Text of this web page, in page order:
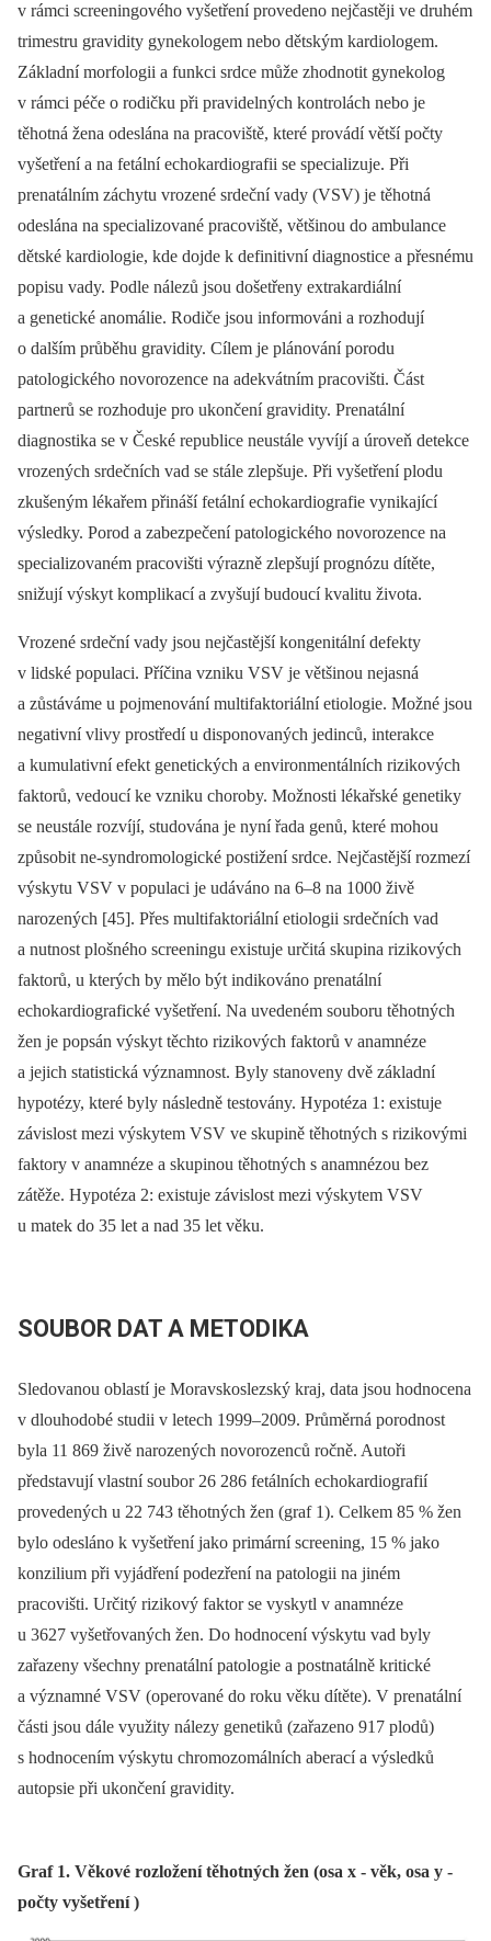
v rámci screeningového vyšetření provedeno nejčastěji ve druhém
trimestru gravidity gynekologem nebo dětským kardiologem.
Základní morfologii a funkci srdce může zhodnotit gynekolog
v rámci péče o rodičku při pravidelných kontrolách nebo je
těhotná žena odeslána na pracoviště, které provádí větší počty
vyšetření a na fetální echokardiografii se specializuje. Při
prenatálním záchytu vrozené srdeční vady (VSV) je těhotná
odeslána na specializované pracoviště, většinou do ambulance
dětské kardiologie, kde dojde k definitivní diagnostice a přesnému
popisu vady. Podle nálezů jsou došetřeny extrakardiální
a genetické anomálie. Rodiče jsou informováni a rozhodují
o dalším průběhu gravidity. Cílem je plánování porodu
patologického novorozence na adekvátním pracovišti. Část
partnerů se rozhoduje pro ukončení gravidity. Prenatální
diagnostika se v České republice neustále vyvíjí a úroveň detekce
vrozených srdečních vad se stále zlepšuje. Při vyšetření plodu
zkušeným lékařem přináší fetální echokardiografie vynikající
výsledky. Porod a zabezpečení patologického novorozence na
specializovaném pracovišti výrazně zlepšují prognózu dítěte,
snižují výskyt komplikací a zvyšují budoucí kvalitu života.
Vrozené srdeční vady jsou nejčastější kongenitální defekty
v lidské populaci. Příčina vzniku VSV je většinou nejasná
a zůstáváme u pojmenování multifaktoriální etiologie. Možné jsou
negativní vlivy prostředí u disponovaných jedinců, interakce
a kumulativní efekt genetických a environmentálních rizikových
faktorů, vedoucí ke vzniku choroby. Možnosti lékařské genetiky
se neustále rozvíjí, studována je nyní řada genů, které mohou
způsobit ne-syndromologické postižení srdce. Nejčastější rozmezí
výskytu VSV v populaci je udáváno na 6–8 na 1000 živě
narozených [45]. Přes multifaktoriální etiologii srdečních vad
a nutnost plošného screeningu existuje určitá skupina rizikových
faktorů, u kterých by mělo být indikováno prenatální
echokardiografické vyšetření. Na uvedeném souboru těhotných
žen je popsán výskyt těchto rizikových faktorů v anamnéze
a jejich statistická významnost. Byly stanoveny dvě základní
hypotézy, které byly následně testovány. Hypotéza 1: existuje
závislost mezi výskytem VSV ve skupině těhotných s rizikovými
faktory v anamnéze a skupinou těhotných s anamnézou bez
zátěže. Hypotéza 2: existuje závislost mezi výskytem VSV
u matek do 35 let a nad 35 let věku.
SOUBOR DAT A METODIKA
Sledovanou oblastí je Moravskoslezský kraj, data jsou hodnocena
v dlouhodobé studii v letech 1999–2009. Průměrná porodnost
byla 11 869 živě narozených novorozenců ročně. Autoři
představují vlastní soubor 26 286 fetálních echokardiografií
provedených u 22 743 těhotných žen (graf 1). Celkem 85 % žen
bylo odesláno k vyšetření jako primární screening, 15 % jako
konzilium při vyjádření podezření na patologii na jiném
pracovišti. Určitý rizikový faktor se vyskytl v anamnéze
u 3627 vyšetřovaných žen. Do hodnocení výskytu vad byly
zařazeny všechny prenatální patologie a postnatálně kritické
a významné VSV (operované do roku věku dítěte). V prenatální
části jsou dále využity nálezy genetiků (zařazeno 917 plodů)
s hodnocením výskytu chromozomálních aberací a výsledků
autopsie při ukončení gravidity.
Graf 1. Věkové rozložení těhotných žen (osa x - věk, osa y -
počty vyšetření )